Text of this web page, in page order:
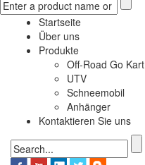
Startseite
Über uns
Produkte
Off-Road Go Kart
UTV
Schneemobil
Anhänger
Kontaktieren Sie uns